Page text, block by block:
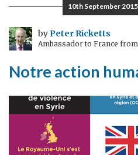
objectifs
de
?
10th September 2015
byPeter Ricketts
Ambassador to France
Notre action